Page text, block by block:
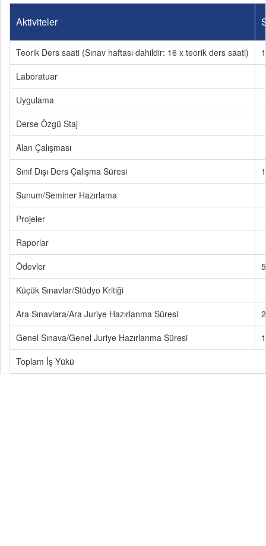
Aktiviteler
Teorik Ders saati (Sınav haftası dahildir: 16 x teorik ders saati)
Laboratuar
Uygulama
Derse Özgü Staj
Alan Çalışması
Sınıf Dışı Ders Çalışma Süresi
Sunum/Seminer Hazırlama
Projeler
Raporlar
Ödevler
5
Küçük Sınavlar/Stüdyo Kritiği
Ara Sınavlara/Ara Juriye Hazırlanma Süresi
2
Genel Sınava/Genel Juriye Hazırlanma Süresi
1
Toplam İş Yükü